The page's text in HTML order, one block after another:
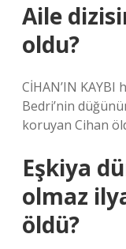
Aile
oldu?
CİHAN’IN
Bedri’nin
koruyan Cihan
Eşkiya
olmaz
öldü?